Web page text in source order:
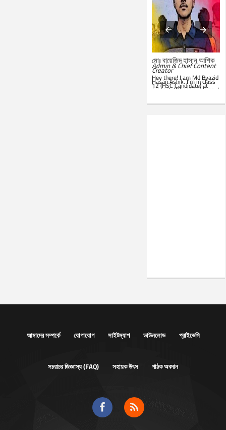
মোঃ বায়েজিদ হাসান আশিক
Admin & Chief Content
Creator
Hey there! I am Md Byazid
Hasan Ashik. I’m in class
12 (HSC Candidate) at
present. When I get time, I
like this website. Best of
luck!
আমাদের সম্পর্কে যোগাযোগ সাইটম্যাপ ডাউনলোড প্রাইভেসি
সচরাচর জিজ্ঞাস্য (FAQ) সহায়ক উৎস পাঠক অবদান